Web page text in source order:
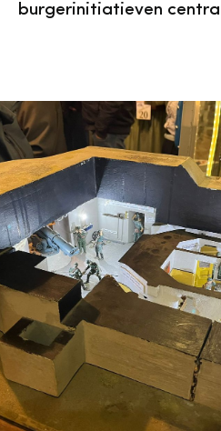
burgerinitiatieven